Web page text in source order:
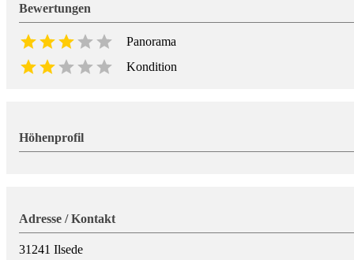
Bewertungen
Panorama
Kondition
Höhenprofil
Adresse / Kontakt
31241 Ilsede